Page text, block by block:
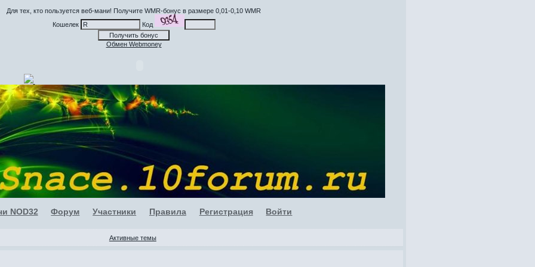
Для тех, кто пользуется веб-мани! Получите WMR-бонус в размере 0,01-0,10 WMR
Кошелек
Код
Обмен Webmoney
NOD32 Форум Участники Правила Регистрация Войти
Активные темы